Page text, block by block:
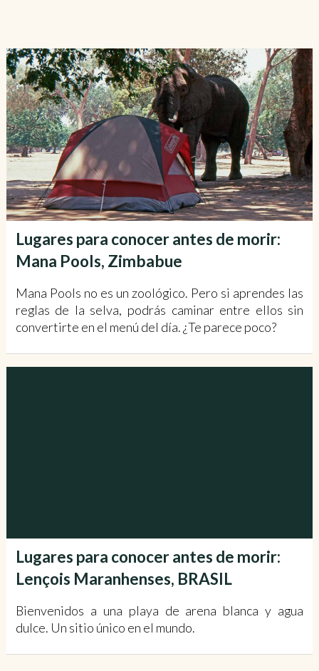
Lugares para conocer antes de morir:
Mana Pools, Zimbabue
Mana Pools no es un zoológico. Pero si aprendes las
reglas de la selva, podrás caminar entre ellos sin
convertirte en el menú del día. ¿Te parece poco?
Lugares para conocer antes de morir:
Lençois Maranhenses, BRASIL
Bienvenidos a una playa de arena blanca y agua
dulce. Un sitio único en el mundo.